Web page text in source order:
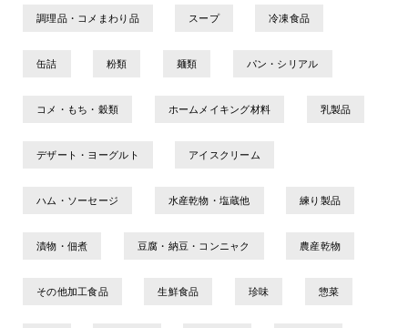
調理品・コメまわり品 スープ 冷凍食品
缶詰 粉類 麺類 パン・シリアル
コメ・もち・穀類 ホームメイキング材料 乳製品
デザート・ヨーグルト アイスクリーム
ハム・ソーセージ 水産乾物・塩蔵他 練り製品
漬物・佃煮 豆腐・納豆・コンニャク 農産乾物
その他加工食品 生鮮食品 珍味 惣菜